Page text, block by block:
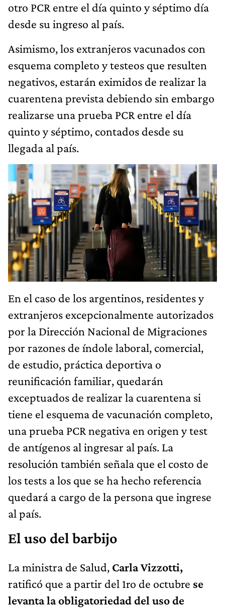
otro PCR entre el día quinto y séptimo día
desde su ingreso al país.
Asimismo, los extranjeros vacunados con
esquema completo y testeos que resulten
negativos, estarán eximidos de realizar la
cuarentena prevista debiendo sin embargo
realizarse una prueba PCR entre el día
quinto y séptimo, contados desde su
llegada al país.
En el caso de los argentinos, residentes y
extranjeros excepcionalmente autorizados
por la Dirección Nacional de Migraciones
por razones de índole laboral, comercial,
de estudio, práctica deportiva o
reunificación familiar, quedarán
exceptuados de realizar la cuarentena si
tiene el esquema de vacunación completo,
una prueba PCR negativa en origen y test
de antígenos al ingresar al país. La
resolución también señala que el costo de
los tests a los que se ha hecho referencia
quedará a cargo de la persona que ingrese
al país.
El uso del barbijo
La ministra de Salud, Carla Vizzotti,
ratificó que a partir del 1ro de octubre se
levanta la obligatoriedad del uso de